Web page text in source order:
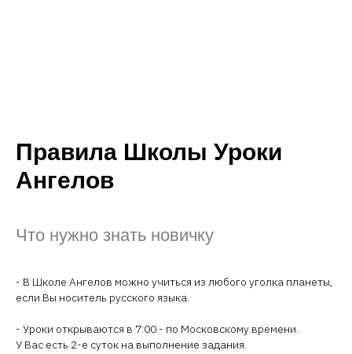
Правила Школы Уроки
Ангелов
Что нужно знать новичку
- В Школе Ангелов можно учиться из любого уголка планеты,
если Вы носитель русского языка.
- Уроки открываются в 7:00 - по Московскому времени.
У Вас есть 2-е суток на выполнение задания.